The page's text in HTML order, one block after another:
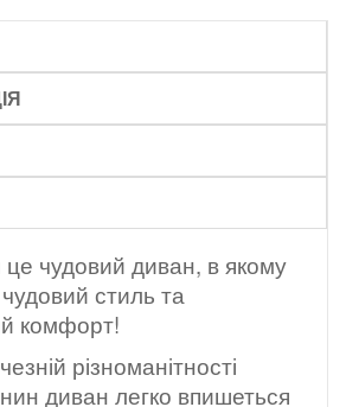
це чудовий диван, в якому
стиль та
комфорт!
різноманітності
диван легко впишеться